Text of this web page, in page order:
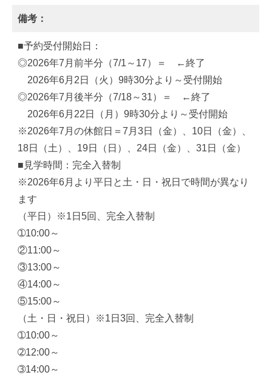
備考：
■予約受付開始日：
◎2026年7月前半分（7/1～17）＝ ←終了
2026年6月2日（火）9時30分より～受付開始
◎2026年7月後半分（7/18～31）＝ ←終了
2026年6月22日（月）9時30分より～受付開始
※2026年7月の休館日＝7月3日（金）、10日（金）、
18日（土）、19日（日）、24日（金）、31日（金）
■見学時間：完全入替制
※2026年6月より平日と土・日・祝日で時間が異なり
ます
（平日）※1日5回、完全入替制
➀10:00～
②11:00～
③13:00～
④14:00～
⑤15:00～
（土・日・祝日）※1日3回、完全入替制
➀10:00～
➁12:00～
➂14:00～